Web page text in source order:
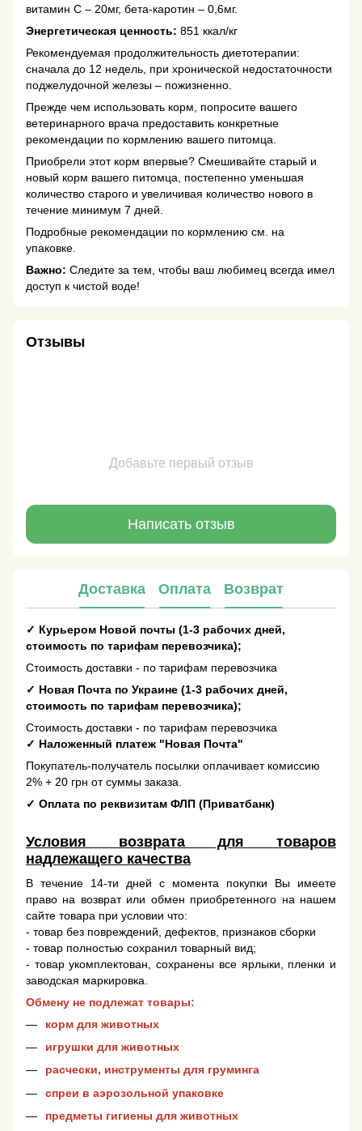
витамин C – 20мг, бета-каротин – 0,6мг.
Энергетическая ценность: 851 ккал/кг
Рекомендуемая продолжительность диетотерапии:
сначала до 12 недель, при хронической недостаточности
поджелудочной железы – пожизненно.
Прежде чем использовать корм, попросите вашего
ветеринарного врача предоставить конкретные
рекомендации по кормлению вашего питомца.
Приобрели этот корм впервые? Смешивайте старый и
новый корм вашего питомца, постепенно уменьшая
количество старого и увеличивая количество нового в
течение минимум 7 дней.
Подробные рекомендации по кормлению см. на
упаковке.
Важно: Следите за тем, чтобы ваш любимец всегда имел
доступ к чистой воде!
Отзывы
Добавьте первый отзыв
Написать отзыв
Доставка Оплата Возврат
✓ Курьером Новой почты (1-3 рабочих дней,
стоимость по тарифам перевозчика);
Стоимость доставки - по тарифам перевозчика
✓ Новая Почта по Украине (1-3 рабочих дней,
стоимость по тарифам перевозчика);
Стоимость доставки - по тарифам перевозчика
✓ Наложенный платеж "Новая Почта"
Покупатель-получатель посылки оплачивает комиссию
2% + 20 грн от суммы заказа.
✓ Оплата по реквизитам ФЛП (Приватбанк)
Условия возврата для товаров
надлежащего качества
В течение 14-ти дней с момента покупки Вы имеете
право на возврат или обмен приобретенного на нашем
сайте товара при условии что:
- товар без повреждений, дефектов, признаков сборки
- товар полностью сохранил товарный вид;
- товар укомплектован, сохранены все ярлыки, пленки и
заводская маркировка.
Обмену не подлежат товары:
корм для животных
игрушки для животных
расчески, инструменты для груминга
спреи в аэрозольной упаковке
предметы гигиены для животных